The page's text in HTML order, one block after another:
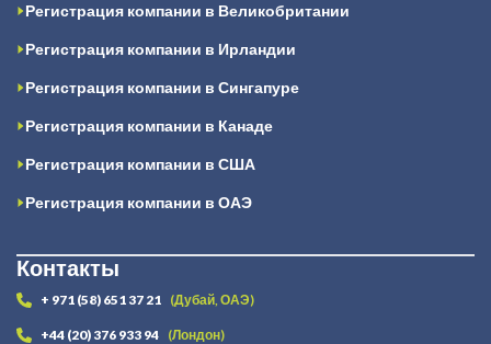
Регистрация компании в Великобритании
Регистрация компании в Ирландии
Регистрация компании в Сингапуре
Регистрация компании в Канаде
Регистрация компании в США
Регистрация компании в ОАЭ
Контакты
+ 971 (58) 651 37 21 (Дубай, ОАЭ)
+44 (20) 376 933 94 (Лондон)